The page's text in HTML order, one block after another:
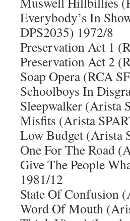
Everybody’s In
DPS2035) 1972/8
Preservation Act 1
Preservation Act 2
Soap Opera (RCA
Schoolboys In
Sleepwalker (Arista
Misfits (Arista
Low Budget (Arista
One For The Road
Give The People
1981/12
State Of Confusion
Word Of Mouth